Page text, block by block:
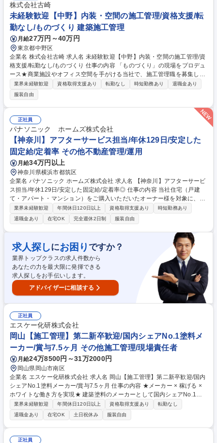
に対応 ■最新AI「P-GAIROS」が技術判断をサポート：顧客データ/生成AI
を組み合わせた独自システム「訪問対応支援システム P-GAIROS」を活用
できます。 募集職種 【東京・神奈川】アフターサービス担当/年休129日/
安定した固定給/定着率◎
株式会社古崎
未経験歓迎【中野】内装・空間の施工管理/資格支援/転
勤なし/ものづくり 建築施工管理
月給27万円～40万円
東京都中野区
企業名 株式会社古崎 求人名 未経験歓迎【中野】内装・空間の施工管理/資
格支援/転勤なし/ものづくり 仕事の内容 「ものづくり」の現場をプロデュ
ース★商業施設やオフィス空間を手がける当社で、施工管理職を募集しま
す。企画・設計・製造・施工をワンストップで担う古崎だからこそ、プロ
ジェクト全体に関わる醍醐味があり 【具体的には】施工スケジュールの作
成・調整/各業者との打ち合わせ/現場での進行・品質・安全管理/社内設
計・製造チームとの連携業務 【やりがい】商業施設や話題の店舗を形にす
る達成感と、お客様からの感謝がモチベーションに。 【採用背景】案件増
加に伴い、現場を支える新たなメンバーを募集しています。 募集職種 未
経験歓迎【中野】内装・空間の施工管理/資格支援/転勤なし/ものづくり
業界未経験歓迎 資格取得支援あり 転勤なし 時短勤務あり
退職金あり
服装自由
正社員
パナソニック ホームズ株式会社
【神奈川】アフターサービス担当/年休129日/安定した
固定給/定着率 その他不動産管理/運用
月給34万円以上
神奈川県横浜市都筑区
企業名 パナソニック ホームズ株式会社 求人名 【神奈川】アフターサービ
ス担当/年休129日/安定した固定給/定着率◎ 仕事の内容 当社住宅（戸建
て・アパート・マンション）をご購入いただいたオーナー様を対象に、末
永く安心してお住まいいただくためのアフターサービス業務全般を担当し
ていただきます。 ■技術を活かした「住まいの資産価値」の維持・向上：
専門知識を活かし、経年変化に応じた最適なメンテナンス計画をオーナー
様に共有 ■自身の裁量で進めるアフターサービス：新築引き渡し後の設備
機器の正しい使い方説明/建具の調整といった日常の「お困りごと」に対応
■最新AI「P-GAIROS」が技術判断をサポート：顧客データ/生成AIを組み
合わせた独自システム「訪問対応支援システム P-GAIROS」を活用できま
す。 募集職種 【神奈川】アフターサービス担当/年休129日/安定した固定
給/定着率◎
業界未経験歓迎 年間休日120日以上 資格取得支援あり
時短勤務あり
退職金あり
在宅OK 完全週休2日制 服装自由
求人探しにお困り ですか？
業界トップクラスの求人件数から
あなたの力を最大限に発揮できる
求人探しをお手伝いします。
アドバイザーに相談する
正社員
エスケー化研株式会社
岡山【施工管理】第二新卒歓迎/国内シェアNo.1塗料メ
ーカー/賞与7.5ヶ月 その他施工管理/現場責任者
月給24万8500円～31万2000円
岡山県岡山市南区
企業名 エスケー化研株式会社 求人名 岡山【施工管理】第二新卒歓迎/国内
シェアNo.1塗料メーカー/賞与7.5ヶ月 仕事の内容 ★メーカー × 稼げる ×
ホワイトな働き方を実現★ 建築塗料のメーカーとして国内シェアNo.1を
誇る当社で、建築物の屋根や外壁、内装、床、屋上などへの塗装作業のス
ケジュール管理や安全管理をお任せします。 【詳細】■住宅メーカー等か
ら受け取った全体のスケジュールを元に、施工計画を立てて、塗装する職
人や資材の手配を進めます。工事が始まれば、スケジュール通りに作業が
進むよう、業務・安全・品質を管理します。 ■メーカーの施工管理職のた
業界未経験歓迎 年間休日120日以上 資格取得支援あり
転勤なし
退職金あり
在宅OK 土日祝休み 服装自由
正社員